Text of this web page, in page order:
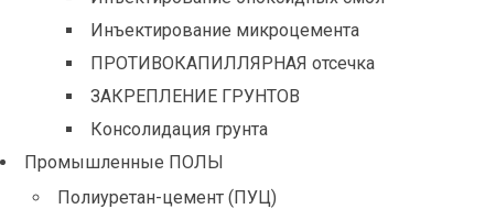
Инъектирование микроцемента
ПРОТИВОКАПИЛЛЯРНАЯ отсечка
ЗАКРЕПЛЕНИЕ ГРУНТОВ
Консолидация грунта
Промышленные ПОЛЫ
Полиуретан-цемент (ПУЦ)